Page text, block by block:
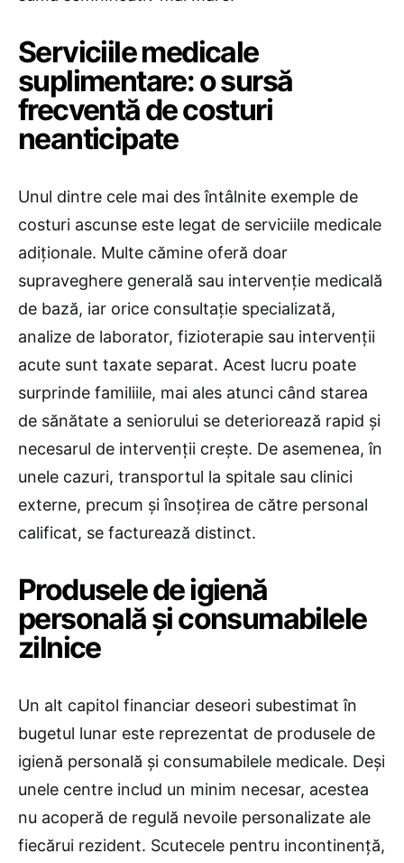
Serviciile medicale
suplimentare: o sursă
frecventă de costuri
neanticipate
Unul dintre cele mai des întâlnite exemple de
costuri ascunse este legat de serviciile medicale
adiționale. Multe cămine oferă doar
supraveghere generală sau intervenție medicală
de bază, iar orice consultație specializată,
analize de laborator, fizioterapie sau intervenții
acute sunt taxate separat. Acest lucru poate
surprinde familiile, mai ales atunci când starea
de sănătate a seniorului se deteriorează rapid și
necesarul de intervenții crește. De asemenea, în
unele cazuri, transportul la spitale sau clinici
externe, precum și însoțirea de către personal
calificat, se facturează distinct.
Produsele de igienă
personală și consumabilele
zilnice
Un alt capitol financiar deseori subestimat în
bugetul lunar este reprezentat de produsele de
igienă personală și consumabilele medicale. Deși
unele centre includ un minim necesar, acestea
nu acoperă de regulă nevoile personalizate ale
fiecărui rezident. Scutecele pentru incontinență,